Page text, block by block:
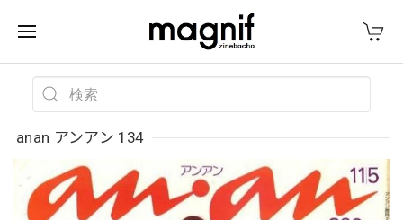
anan アンアン 134